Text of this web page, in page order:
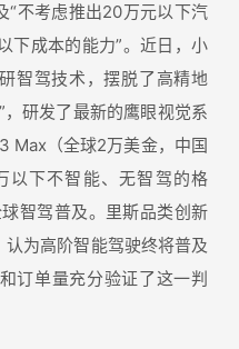
“不考虑推出20万元以下汽
下成本的能力”。近日，小
智驾技术，摆脱了高精地
研发了最新的鹰眼视觉系
Max（全球2万美金，中国
以下不智能、无智驾的格
智驾普及。里斯品类创新
为高阶智能驾驶终将普及
订单量充分验证了这一判